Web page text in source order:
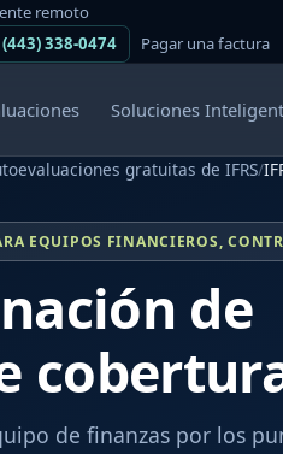
remoto
338-0474 Pagar una factura
Soluciones
gratuitas de IFRS/
EQUIPOS FINANCIEROS,
de
de finanzas por los